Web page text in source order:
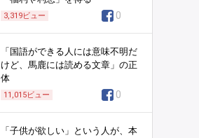
3,319ビュー 0
「国語ができる人には意味不明だ
けど、馬鹿には読める文章」の正
体
11,015ビュー 0
「子供が欲しい」という人が、本